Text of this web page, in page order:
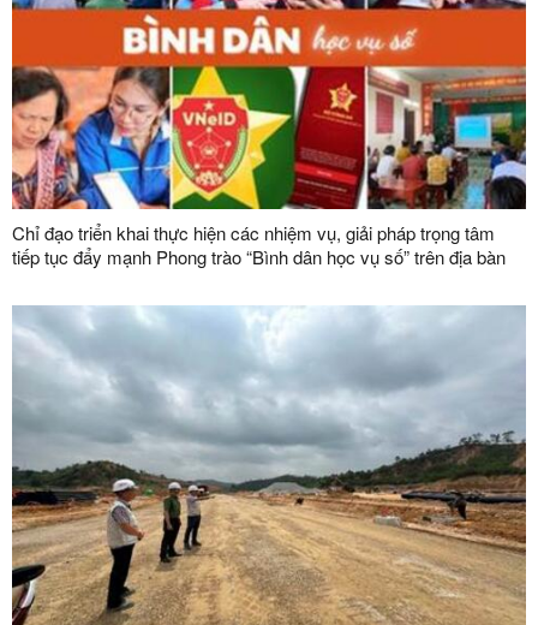
Chỉ đạo triển khai thực hiện các nhiệm vụ, giải pháp trọng tâm
tiếp tục đẩy mạnh Phong trào “Bình dân học vụ số” trên địa bàn